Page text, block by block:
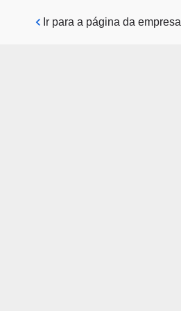
Pular para o conteúdo principal
Ir para a página da empresa